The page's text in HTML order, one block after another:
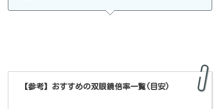
【参考】おすすめの双眼鏡倍率一覧(目安)